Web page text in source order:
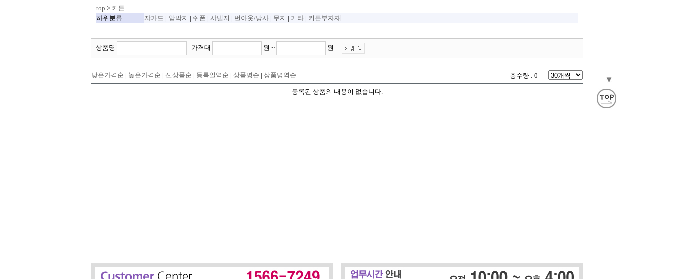
top > 커튼
하위분류
쟈가드 | 암막지 | 쉬폰 | 샤넬지 | 번아웃/망사 | 무지 | 기타 | 커튼부자재
상품명 가격대 원 ~ 원
낮은가격순 | 높은가격순 | 신상품순 | 등록일역순 | 상품명순 | 상품명역순 총수량 : 0
등록된 상품의 내용이 없습니다.